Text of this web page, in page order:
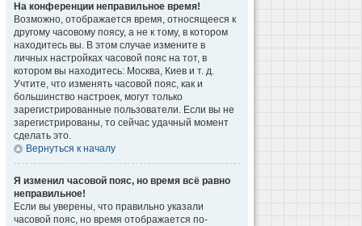
На конференции неправильное время!
Возможно, отображается время, относящееся к
другому часовому поясу, а не к тому, в котором
находитесь вы. В этом случае измените в
личных настройках часовой пояс на тот, в
котором вы находитесь: Москва, Киев и т. д.
Учтите, что изменять часовой пояс, как и
большинство настроек, могут только
зарегистрированные пользователи. Если вы не
зарегистрированы, то сейчас удачный момент
сделать это.
Вернуться к началу
Я изменил часовой пояс, но время всё равно
неправильное!
Если вы уверены, что правильно указали
часовой пояс, но время отображается по-